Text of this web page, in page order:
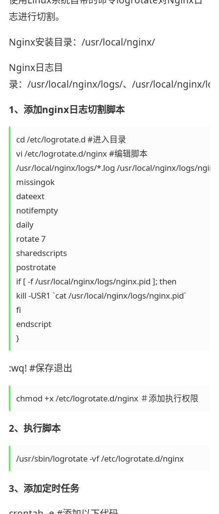
志进行切割。
Nginx安装目录：/usr/local/nginx/
Nginx日志目
录：/usr/local/nginx/logs/、/usr/local/nginx/
1、添加nginx日志切割脚本
cd /etc/logrotate.d #进入目录
vi /etc/logrotate.d/nginx #编辑脚本
/usr/local/nginx/logs/*.log /usr/local/nginx/logs/
missingok
dateext
notifempty
daily
rotate 7
sharedscripts
postrotate
if [ -f /usr/local/nginx/logs/nginx.pid ]; then
kill -USR1 `cat /usr/local/nginx/logs/nginx.pid`
fi
endscript
}
:wq! #保存退出
chmod +x /etc/logrotate.d/nginx ＃添加执行权限
2、执行脚本
/usr/sbin/logrotate -vf /etc/logrotate.d/nginx
3、添加定时任务